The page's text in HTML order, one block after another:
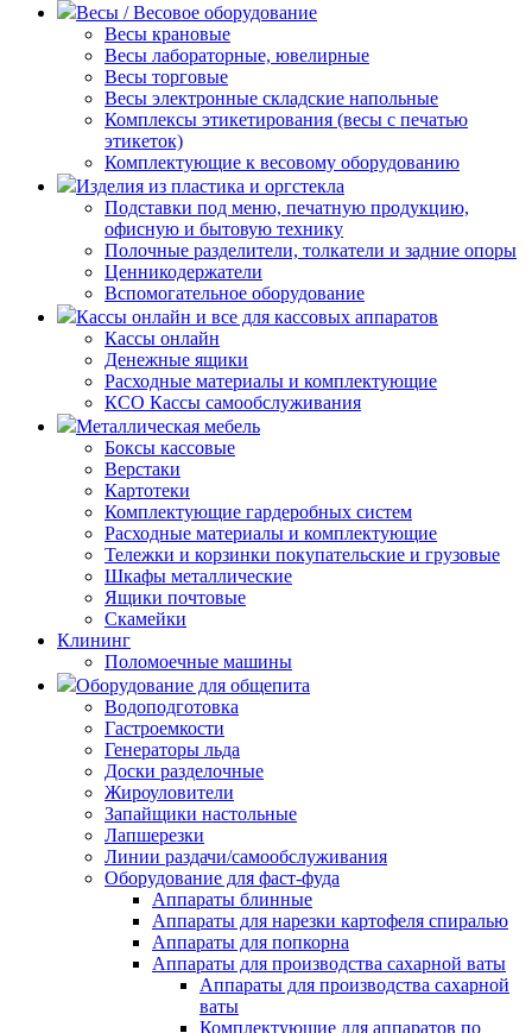
Весы / Весовое оборудование
Весы крановые
Весы лабораторные, ювелирные
Весы торговые
Весы электронные складские напольные
Комплексы этикетирования (весы с печатью
этикеток)
Комплектующие к весовому оборудованию
Изделия из пластика и оргстекла
Подставки под меню, печатную продукцию,
офисную и бытовую технику
Полочные разделители, толкатели и задние опоры
Ценникодержатели
Вспомогательное оборудование
Кассы онлайн и все для кассовых аппаратов
Кассы онлайн
Денежные ящики
Расходные материалы и комплектующие
КСО Кассы самообслуживания
Металлическая мебель
Боксы кассовые
Верстаки
Картотеки
Комплектующие гардеробных систем
Расходные материалы и комплектующие
Тележки и корзинки покупательские и грузовые
Шкафы металлические
Ящики почтовые
Скамейки
Клининг
Поломоечные машины
Оборудование для общепита
Водоподготовка
Гастроемкости
Генераторы льда
Доски разделочные
Жироуловители
Запайщики настольные
Лапшерезки
Линии раздачи/самообслуживания
Оборудование для фаст-фуда
Аппараты блинные
Аппараты для нарезки картофеля спиралью
Аппараты для попкорна
Аппараты для производства сахарной ваты
Аппараты для производства сахарной
ваты
Комплектующие для аппаратов по